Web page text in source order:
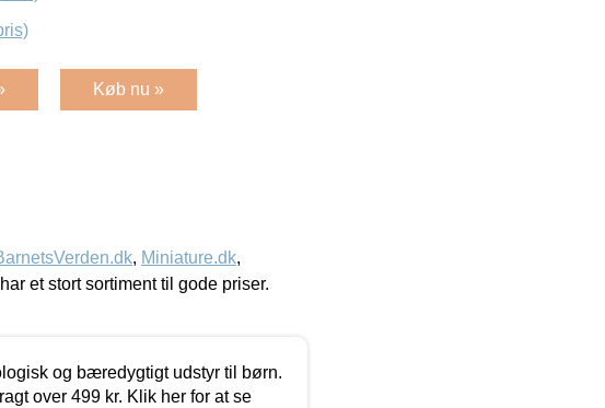
Køb nu »
, Miniature.dk,
et stort sortiment til gode priser.
og bæredygtigt udstyr til børn.
over 499 kr. Klik her for at se